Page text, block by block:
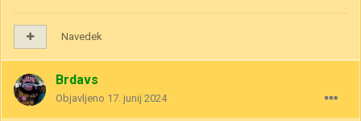
Navedek
Brdavs
Objavljeno 17. junij 2024